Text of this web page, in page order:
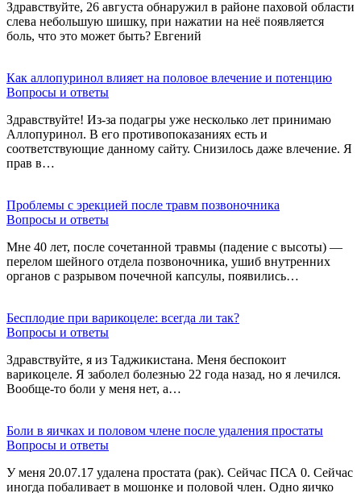
Здравствуйте, 26 августа обнаружил в районе паховой области
слева небольшую шишку, при нажатии на неё появляется
боль, что это может быть? Евгений
Как аллопуринол влияет на половое влечение и потенцию
Вопросы и ответы
Здравствуйте! Из-за подагры уже несколько лет принимаю
Аллопуринол. В его противопоказаниях есть и
соответствующие данному сайту. Снизилось даже влечение. Я
прав в…
Проблемы с эрекцией после травм позвоночника
Вопросы и ответы
Мне 40 лет, после сочетанной травмы (падение с высоты) —
перелом шейного отдела позвоночника, ушиб внутренних
органов с разрывом почечной капсулы, появились…
Бесплодие при варикоцеле: всегда ли так?
Вопросы и ответы
Здравствуйте, я из Таджикистана. Меня беспокоит
варикоцеле. Я заболел болезнью 22 года назад, но я лечился.
Вообще-то боли у меня нет, а…
Боли в яичках и половом члене после удаления простаты
Вопросы и ответы
У меня 20.07.17 удалена простата (рак). Сейчас ПСА 0. Сейчас
иногда побаливает в мошонке и половой член. Одно яичко